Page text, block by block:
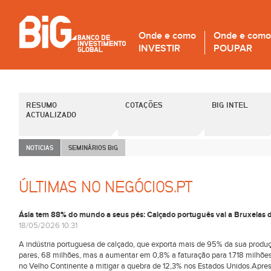
Onde e como
INVESTIR
Onde e como
POUPAR
RESUMO
ACTUALIZADO
COTAÇÕES BIG INTEL
NOTICIAS SEMINÁRIOS BiG
ÚLTIMAS NO NEGÓCIOS.PT
Ásia tem 88% do mundo a seus pés: Calçado português vai a
18/05/2026 10:31
A indústria portuguesa de calçado, que exporta mais de 95% da sua
pares, 68 milhões, mas a aumentar em 0,8% a faturação para 1.718
no Velho Continente a mitigar a quebra de 12,3% nos Estados